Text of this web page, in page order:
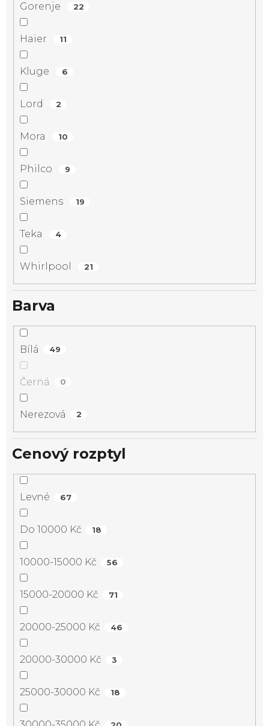
Gorenje 22
Haier 11
Kluge 6
Lord 2
Mora 10
Philco 9
Siemens 19
Teka 4
Whirlpool 21
Barva
Bílá 49
Černá 0
Nerezová 2
Cenový rozptyl
Levné 67
Do 10000 Kč 18
10000-15000 Kč 56
15000-20000 Kč 71
20000-25000 Kč 46
20000-30000 Kč 3
25000-30000 Kč 18